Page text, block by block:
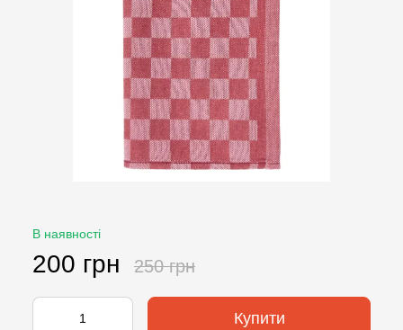
В наявності
200 грн 250 грн
Купити